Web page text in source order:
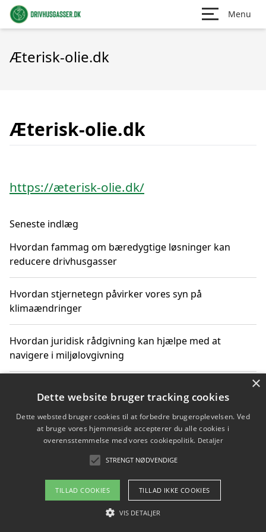
Menu
Æterisk-olie.dk
Æterisk-olie.dk
https://æterisk-olie.dk/
Seneste indlæg
Hvordan fammag om bæredygtige løsninger kan
reducere drivhusgasser
Hvordan stjernetegn påvirker vores syn på
klimaændringer
Hvordan juridisk rådgivning kan hjælpe med at
navigere i miljølovgivning
Hvordan spil og underholdning online kan inspirere til
bæredygtige valg
Køb produkter i danske webshops for at spare på
transport og nedbringe CO2-udledning
Copyright 2026 - Pilanto Aps
Om / kontakt
×
Dette website bruger tracking cookies
Dette websted bruger cookies til at forbedre brugeroplevelsen. Ved
at bruge vores hjemmeside accepterer du alle cookies i
overensstemmelse med vores cookiepolitik. Detaljer
STRENGT NØDVENDIGE
TILLAD COOKIES TILLAD IKKE COOKIES
VIS DETALJER